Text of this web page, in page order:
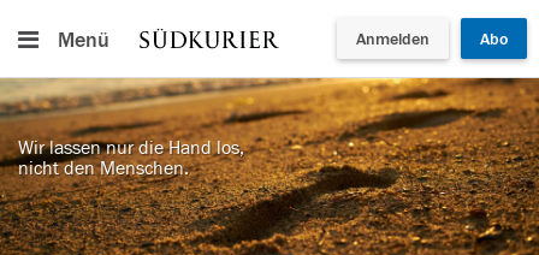
Menü Anmelden Abo
Wir lassen nur die Hand los,
nicht den Menschen.